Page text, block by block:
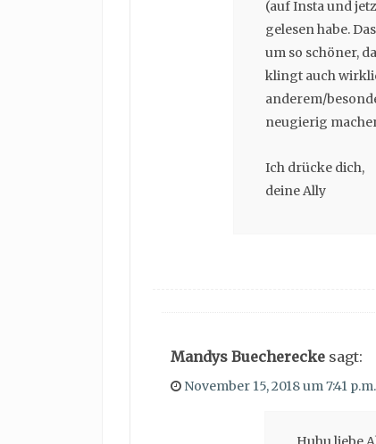
(auf Insta und
gelesen habe.
um so schöner,
klingt auch
anderem/
neugierig
Ich drücke dich,
deine Ally
Mandys Buecherecke sagt:
November 15, 2018 um 7:41